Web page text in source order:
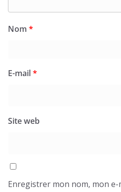
Nom *
E-mail*
Site web
Enregistrer mon nom, mon